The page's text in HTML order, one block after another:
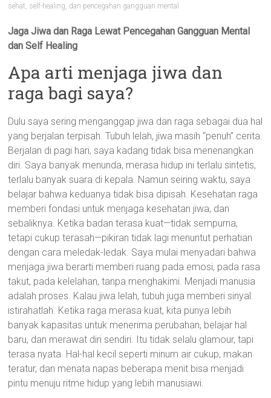
sehat, self-healing, dan pencegahan gangguan mental
Jaga Jiwa dan Raga Lewat Pencegahan Gangguan Mental
dan Self Healing
Apa arti menjaga jiwa dan
raga bagi saya?
Dulu saya sering menganggap jiwa dan raga sebagai dua hal
yang berjalan terpisah. Tubuh lelah, jiwa masih “penuh” cerita.
Berjalan di pagi hari, saya kadang tidak bisa menenangkan
diri. Saya banyak menunda, merasa hidup ini terlalu sintetis,
terlalu banyak suara di kepala. Namun seiring waktu, saya
belajar bahwa keduanya tidak bisa dipisah. Kesehatan raga
memberi fondasi untuk menjaga kesehatan jiwa, dan
sebaliknya. Ketika badan terasa kuat—tidak sempurna,
tetapi cukup terasah—pikiran tidak lagi menuntut perhatian
dengan cara meledak-ledak. Saya mulai menyadari bahwa
menjaga jiwa berarti memberi ruang pada emosi, pada rasa
takut, pada kelelahan, tanpa menghakimi. Menjadi manusia
adalah proses. Kalau jiwa lelah, tubuh juga memberi sinyal:
istirahatlah. Ketika raga merasa kuat, kita punya lebih
banyak kapasitas untuk menerima perubahan, belajar hal
baru, dan merawat diri sendiri. Itu tidak selalu glamour, tapi
terasa nyata. Hal-hal kecil seperti minum air cukup, makan
teratur, dan menata napas beberapa menit bisa menjadi
pintu menuju ritme hidup yang lebih manusiawi.